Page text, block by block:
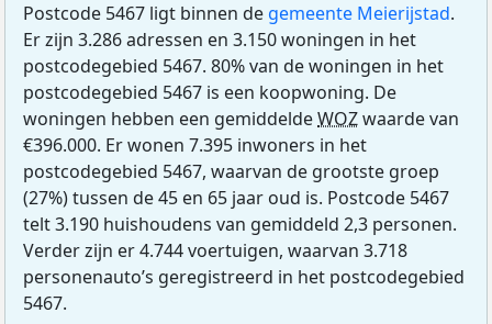
Postcode 5467 ligt binnen de gemeente Meierijstad.
Er zijn 3.286 adressen en 3.150 woningen in het
postcodegebied 5467. 80% van de woningen in het
postcodegebied 5467 is een koopwoning. De
woningen hebben een gemiddeldeWOZwaarde van
€396.000. Er wonen 7.395 inwoners in het
postcodegebied 5467, waarvan de grootste groep
(27%) tussen de 45 en 65 jaar oud is. Postcode 5467
telt 3.190 huishoudens van gemiddeld 2,3 personen.
Verder zijn er 4.744 voertuigen, waarvan 3.718
personenauto’s geregistreerd in het postcodegebied
5467.